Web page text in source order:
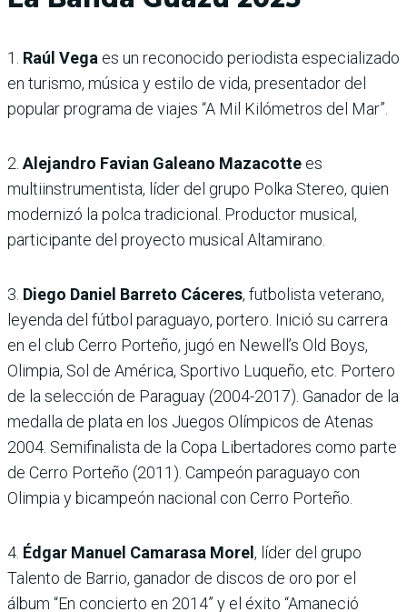
1. Raúl Vega es un reconocido periodista especializado
en turismo, música y estilo de vida, presentador del
popular programa de viajes “A Mil Kilómetros del Mar”.
2. Alejandro Favian Galeano Mazacotte es
multiinstrumentista, líder del grupo Polka Stereo, quien
modernizó la polca tradicional. Productor musical,
participante del proyecto musical Altamirano.
3. Diego Daniel Barreto Cáceres, futbolista veterano,
leyenda del fútbol paraguayo, portero. Inició su carrera
en el club Cerro Porteño, jugó en Newell’s Old Boys,
Olimpia, Sol de América, Sportivo Luqueño, etc. Portero
de la selección de Paraguay (2004-2017). Ganador de la
medalla de plata en los Juegos Olímpicos de Atenas
2004. Semifinalista de la Copa Libertadores como parte
de Cerro Porteño (2011). Campeón paraguayo con
Olimpia y bicampeón nacional con Cerro Porteño.
4. Édgar Manuel Camarasa Morel , líder del grupo
Talento de Barrio, ganador de discos de oro por el
álbum “En concierto en 2014” y el éxito “Amaneció